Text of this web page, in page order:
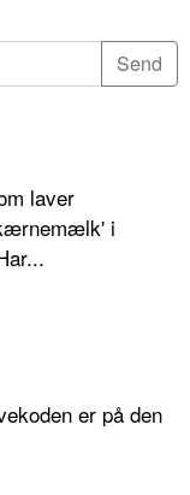
laver
i
er på den